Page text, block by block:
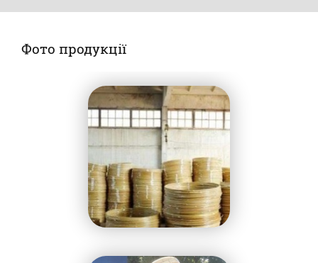
Фото продукції